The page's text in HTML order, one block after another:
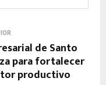
de Santo
para fortalecer
productivo